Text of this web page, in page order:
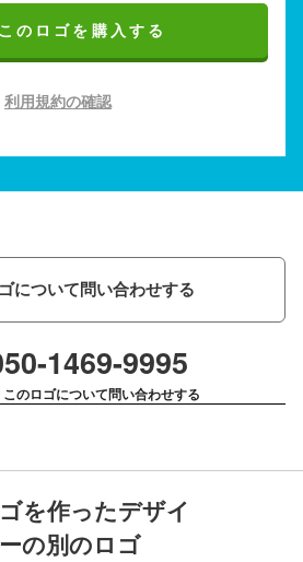
このロゴを購入する
利用規約の確認
について問い合わせする
1469-9995
のロゴについて問い合わせする
を作ったデザイ
の別のロゴ